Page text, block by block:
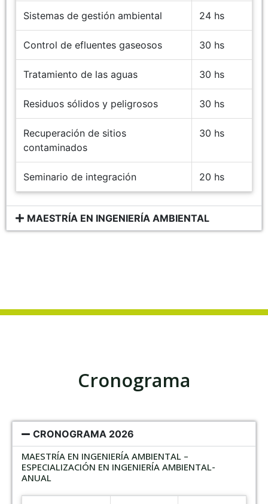
Sistemas de gestión ambiental 24 hs
Control de efluentes gaseosos 30 hs
Tratamiento de las aguas 30 hs
Residuos sólidos y peligrosos 30 hs
Recuperación de sitios
contaminados
30 hs
Seminario de integración 20 hs
MAESTRÍA EN INGENIERÍA AMBIENTAL
Cronograma
CRONOGRAMA 2026
MAESTRÍA EN INGENIERÍA AMBIENTAL –
ESPECIALIZACIÓN EN INGENIERÍA AMBIENTAL-
ANUAL